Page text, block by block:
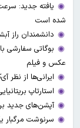
یافته جدید:
شده است
دانشمندان راز
عکس و فیلم
ایرانی‌ها از نظر
استارتاپ
آپشن‌های جدید برای خودروهای ۲۰
سرنوشت مرگبار